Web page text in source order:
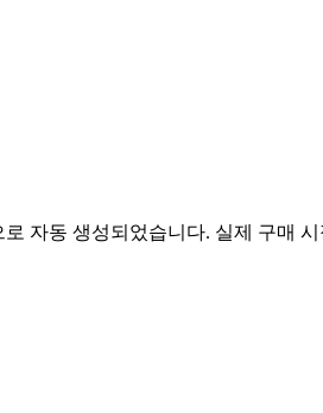
자동 생성되었습니다. 실제 구매